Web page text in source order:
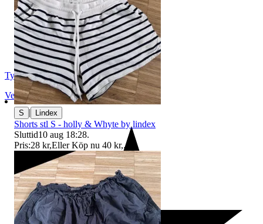
Tyzelv
Vellinge,Sverige
S | Lindex
Shorts stl S - holly & Whyte by lindex
Sluttid10 aug 18:28.
Pris:28 kr,Eller Köp nu 40 kr,.